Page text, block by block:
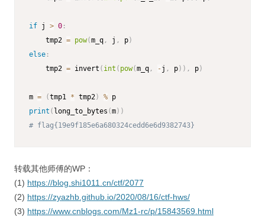
if j > 0 :
    tmp2
= pow(m_q , j , p)
else :
    tmp2
= invert ( int ( pow(m_q , -j , p) ) , p)
m = (tmp1 * tmp2) %
print ( long_to_bytes (m) )
# flag{19e9f185e6a680324cedd6e6d9382743}
转载其他师傅的WP：
(1) https://blog.shi1011.cn/ctf/2077
(2) https://zyazhb.github.io/2020/08/16/ctf-hws/
(3) https://www.cnblogs.com/Mz1-rc/p/15843569.html